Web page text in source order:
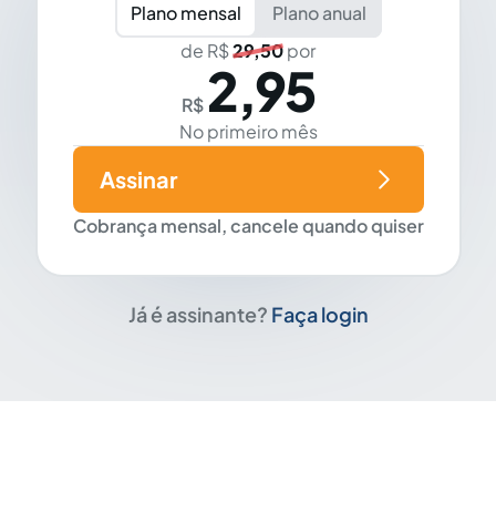
Plano mensal
Plano anual
de R$29,50por
R$ 2,95
No primeiro mês
Cobrança mensal, cancele quando quiser
Assinar
Já é assinante? Faça login